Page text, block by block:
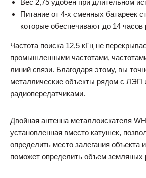
Вес 2,75 удобен при длительном
Питание от 4-х сменных батареек
которые обеспечивают до 14 часов
Частота поиска 12,5 кГц не
промышленными частотами,
линий связи. Благодаря этому, вы
металлические объекты рядом с ЛЭП
радиопередатчиками.
Двойная антенна металлоискателя
установленная вместо катушек,
определить место залегания объекта
поможет определить объем земляных